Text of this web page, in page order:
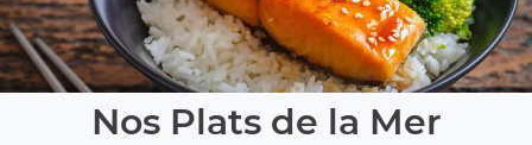
Nos Plats de la Mer